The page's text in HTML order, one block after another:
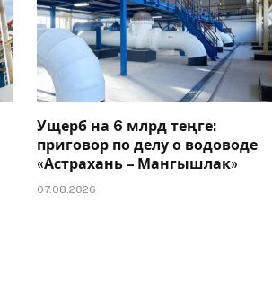
Ущерб на 6 млрд теңге:
приговор по делу о водоводе
«Астрахань – Мангышлак»
07.08.2026